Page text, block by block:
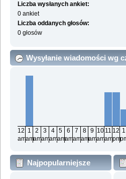
Liczba wysłanych ankiet:
0 ankiet
Liczba oddanych głosów:
0 głosów
Wysyłanie wiadomości wg
12
am
1
am
2
am
3
am
4
am
5
am
6
am
7
am
8
am
9
am
10
am
11
am
12
pm
1
Najpopularniejsze